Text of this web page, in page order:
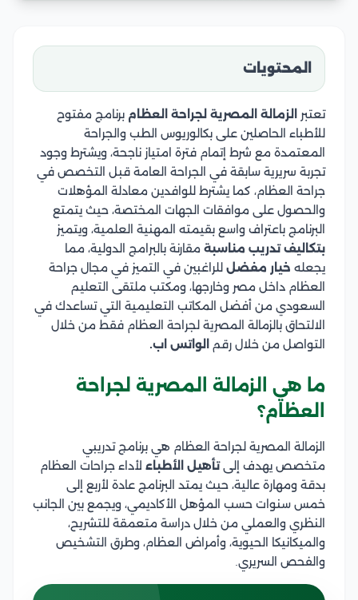
المحتويات
تعتبر الزمالة المصرية لجراحة العظام برنامج مفتوح
للأطباء الحاصلين على بكالوريوس الطب والجراحة
المعتمدة مع شرط إتمام فترة امتياز ناجحة، ويشترط وجود
تجربة سريرية سابقة في الجراحة العامة قبل التخصص في
جراحة العظام، كما يشترط للوافدين معادلة المؤهلات
والحصول على موافقات الجهات المختصة، حيث يتمتع
البرنامج باعتراف واسع بقيمته المهنية العلمية، ويتميز
بتكاليف تدريب مناسبة مقارنة بالبرامج الدولية، مما
يجعله خيار مفضل للراغبين في التميز في مجال جراحة
العظام داخل مصر وخارجها، ومكتب ملتقى التعليم
السعودي من أفضل المكاتب التعليمية التي تساعدك في
الالتحاق بالزمالة المصرية لجراحة العظام فقط من خلال
التواصل من خلال رقم
الواتس اب.
ما هي الزمالة المصرية لجراحة
العظام؟
الزمالة المصرية لجراحة العظام هي برنامج تدريبي
متخصص يهدف إلىتأهيل الأطباء لأداء جراحات العظام
بدقة ومهارة عالية، حيث يمتد البرنامج عادة لأربع إلى
خمس سنوات حسب المؤهل الأكاديمي، ويجمع بين الجانب
النظري والعملي من خلال دراسة متعمقة للتشريح،
والميكانيكا الحيوية، وأمراض العظام، وطرق التشخيص
والفحص السريري.